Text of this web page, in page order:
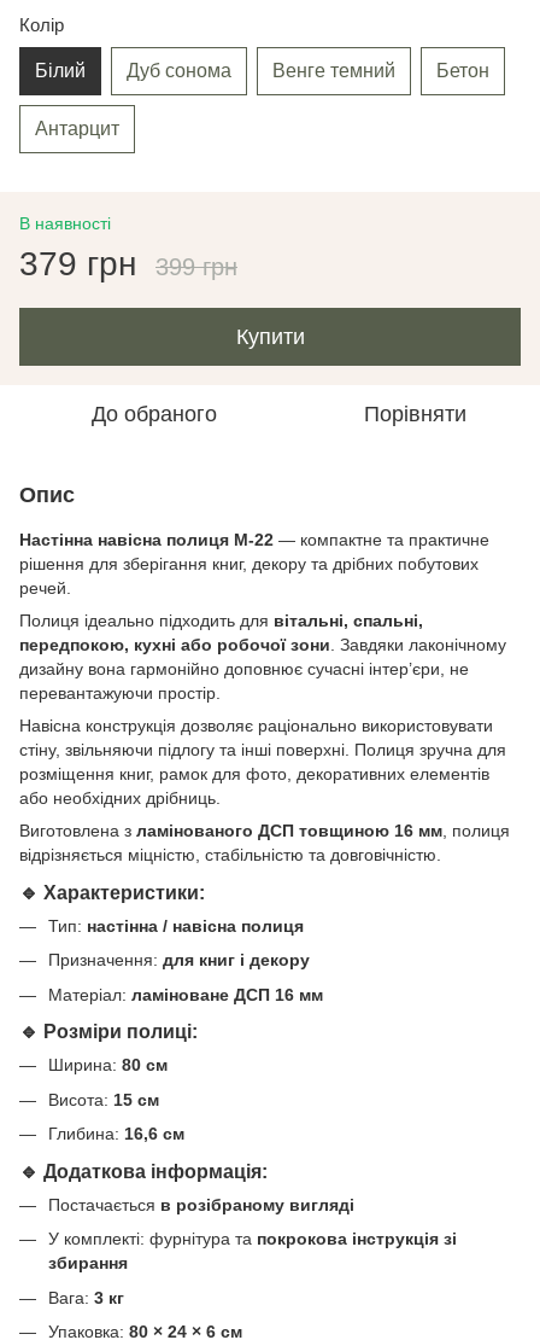
Колір
Білий Дуб сонома Венге темний Бетон
Антарцит
В наявності
379 грн 399 грн
Купити
До обраного Порівняти
Опис
Настінна навісна полиця M-22 — компактне та практичне
рішення для зберігання книг, декору та дрібних побутових
речей.
Полиця ідеально підходить для вітальні, спальні,
передпокою, кухні або робочої зони . Завдяки лаконічному
дизайну вона гармонійно доповнює сучасні інтер’єри, не
перевантажуючи простір.
Навісна конструкція дозволяє раціонально використовувати
стіну, звільняючи підлогу та інші поверхні. Полиця зручна для
розміщення книг, рамок для фото, декоративних елементів
або необхідних дрібниць.
Виготовлена з ламінованого ДСП товщиною 16 мм , полиця
відрізняється міцністю, стабільністю та довговічністю.
🔹 Характеристики:
Тип: настінна / навісна полиця
Призначення: для книг і декору
Матеріал: ламіноване ДСП 16 мм
🔹 Розміри полиці:
Ширина: 80 см
Висота: 15 см
Глибина: 16,6 см
🔹 Додаткова інформація:
Постачається в розібраному вигляді
У комплекті: фурнітура та покрокова інструкція зі
збирання
Вага: 3 кг
Упаковка: 80 × 24 × 6 см